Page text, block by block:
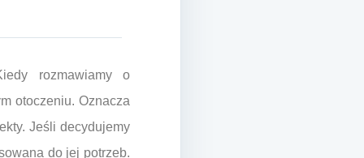
rozmawiamy o
otoczeniu. Oznacza
Jeśli decydujemy
do jej potrzeb.